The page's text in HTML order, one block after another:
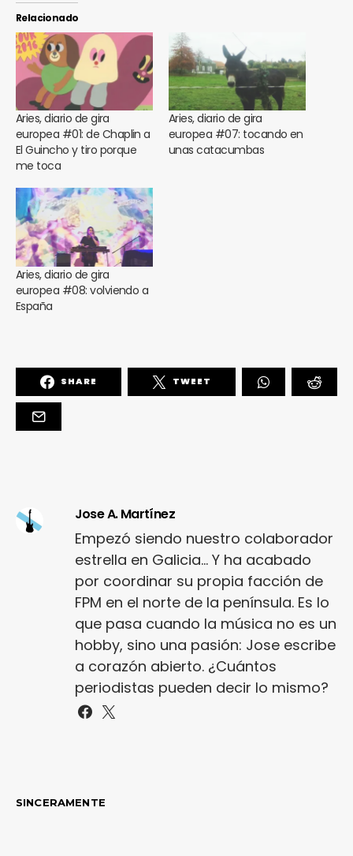
Relacionado
Aries, diario de gira
europea #01: de Chaplin a
El Guincho y tiro porque
me toca
Aries, diario de gira
europea #07: tocando en
unas catacumbas
Aries, diario de gira
europea #08: volviendo a
España
SHARE TWEET
Jose A. Martínez
Empezó siendo nuestro colaborador
estrella en Galicia... Y ha acabado
por coordinar su propia facción de
FPM en el norte de la península. Es lo
que pasa cuando la música no es un
hobby, sino una pasión: Jose escribe
a corazón abierto. ¿Cuántos
periodistas pueden decir lo mismo?
SINCERAMENTE